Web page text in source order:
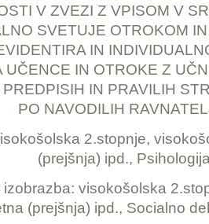
V ZVEZI Z VPISOM V
SVETUJE OTROKOM
IN
UČENCE IN OTROKE Z
IN PRAVILIH
PO NAVODILIH
2.stopnje,
(prejšnja) ipd.,
izobrazba: visokošolska
(prejšnja) ipd., Socialno